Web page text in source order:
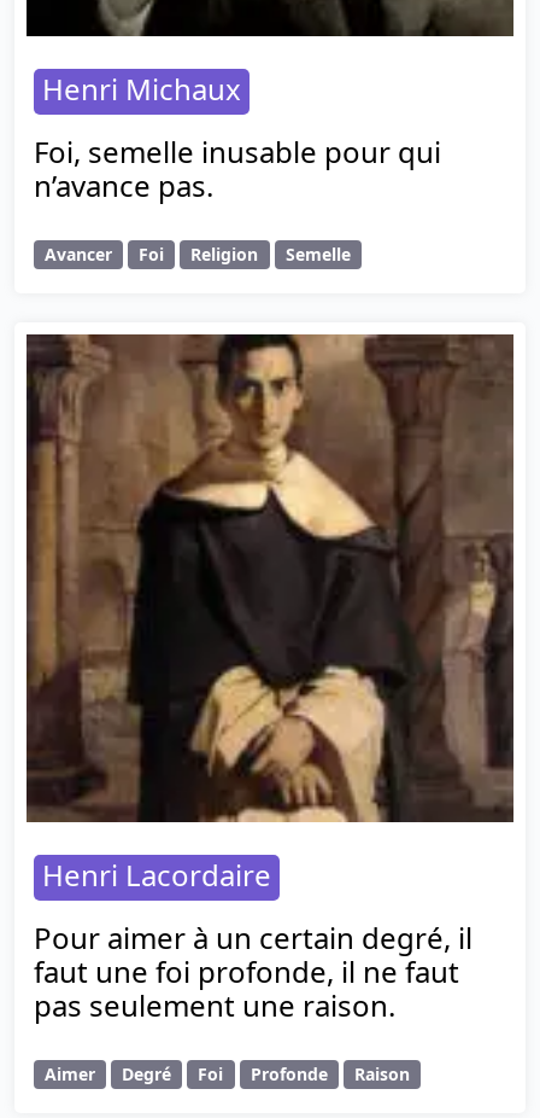
Henri Michaux
Foi, semelle inusable pour qui
n’avance pas.
Avancer Foi Religion Semelle
Henri Lacordaire
Pour aimer à un certain degré, il
faut une foi profonde, il ne faut
pas seulement une raison.
Aimer Degré Foi Profonde Raison